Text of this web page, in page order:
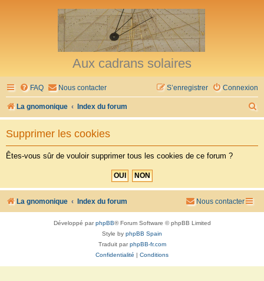
Aux cadrans solaires
FAQ Nous contacter Connexion
S’enregistrer
La gnomonique Index du forum
e
h
Supprimer les cookies
Êtes-vous sûr de vouloir supprimer tous les cookies de ce forum ?
La gnomonique Index du forum Nous contacter
Développé parphpBB® Forum Software © phpBB Limited
Style by phpBB Spain
Traduit parphpBB-fr.com
Confidentialité | Conditions